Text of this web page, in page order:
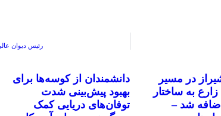
رئیس دیوان
در مسیر
به ساختار
شد –
دانشمندان از کوسه‌ها برای
بهبود پیش‌بینی شدت
توفان‌های دریایی کمک